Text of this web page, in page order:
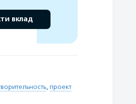
вклад
, проект